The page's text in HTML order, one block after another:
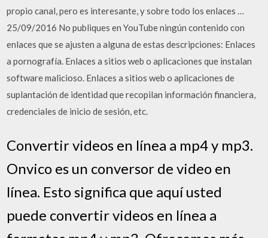
propio canal, pero es interesante, y sobre todo los enlaces …
25/09/2016 No publiques en YouTube ningún contenido con
enlaces que se ajusten a alguna de estas descripciones: Enlaces
a pornografía. Enlaces a sitios web o aplicaciones que instalan
software malicioso. Enlaces a sitios web o aplicaciones de
suplantación de identidad que recopilan información financiera,
credenciales de inicio de sesión, etc.
Convertir videos en línea a mp4 y mp3.
Onvico es un conversor de video en
línea. Esto significa que aquí usted
puede convertir videos en línea a